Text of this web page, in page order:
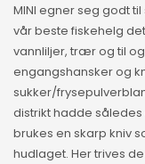
MINI egner seg godt
vår beste fiskehelg
vannliljer, trær og til
engangshansker og
sukker/
distrikt hadde
brukes en skarp kniv
hudlaget. Her trives